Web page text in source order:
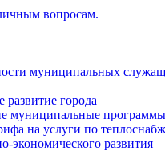
вопросам.
муниципальных
развитие города
муниципальные программы
на услуги по
экономического развития